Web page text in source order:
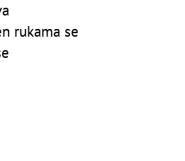
rukama se